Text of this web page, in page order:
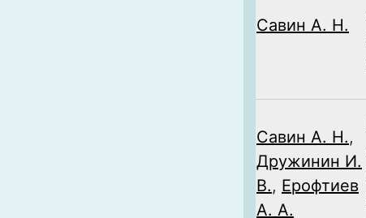
Савин А. Н.
Савин А. Н.,
Дружинин И.
В., Ерофтиев
А. А.